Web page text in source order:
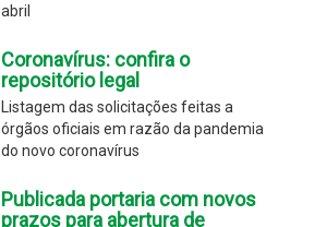
abril
Coronavírus: confira o
repositório legal
Listagem das solicitações feitas a
órgãos oficiais em razão da pandemia
do novo coronavírus
Publicada portaria com novos
prazos para abertura de